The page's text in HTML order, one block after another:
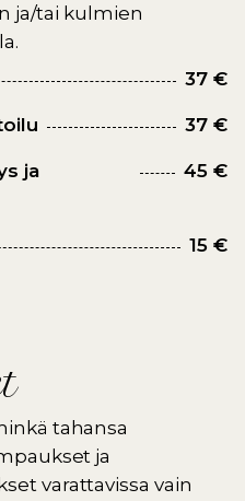
ja/tai kulmien
37 €
37 €
ja
45 €
15 €
tahansa
ja
varattavissa vain